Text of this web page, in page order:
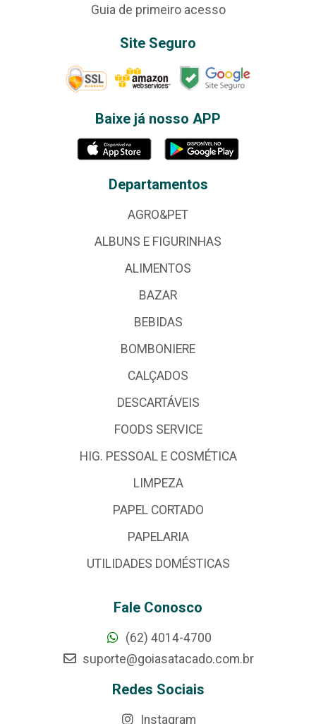
Guia de primeiro acesso
Site Seguro
Baixe já nosso APP
Departamentos
AGRO&PET
ALBUNS E FIGURINHAS
ALIMENTOS
BAZAR
BEBIDAS
BOMBONIERE
CALÇADOS
DESCARTÁVEIS
FOODS SERVICE
HIG. PESSOAL E COSMÉTICA
LIMPEZA
PAPEL CORTADO
PAPELARIA
UTILIDADES DOMÉSTICAS
Fale Conosco
(62) 4014-4700
suporte@goiasatacado.com.br
Redes Sociais
Instagram